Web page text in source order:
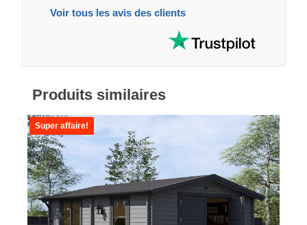
Voir tous les avis des clients
Produits similaires
Super affaire!